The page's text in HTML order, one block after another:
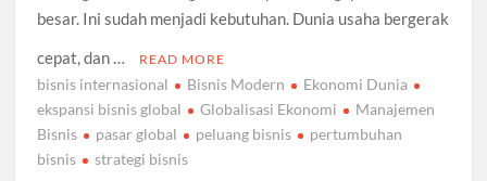
besar. Ini sudah menjadi kebutuhan. Dunia usaha bergerak
cepat, dan …
READ MORE
bisnis internasional Bisnis Modern
Ekonomi Dunia
ekspansi bisnis global
Globalisasi Ekonomi
Manajemen
Bisnis
pasar global peluang bisnis
pertumbuhan
bisnis
strategi bisnis